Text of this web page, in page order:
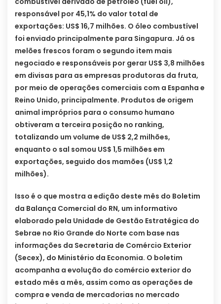
responsável por 45,1% do valor total de
exportações: US$ 16,7 milhões. O óleo combustível
foi enviado principalmente para Singapura. Já os
melões frescos foram o segundo item mais
negociado e responsáveis por gerar US$ 3,8 milhões
em divisas para as empresas produtoras da fruta,
por meio de operações comerciais com a Espanha e
Reino Unido, principalmente. Produtos de origem
animal impróprios para o consumo humano
obtiveram a terceira posição no ranking,
totalizando um volume de US$ 2,2 milhões,
enquanto o sal somou US$ 1,5 milhões em
exportações, seguido dos mamões (US$ 1,2
milhões).
Isso é o que mostra a edição deste mês do Boletim
da Balança Comercial do RN, um informativo
elaborado pela Unidade de Gestão Estratégica do
Sebrae no Rio Grande do Norte com base nas
informações da Secretaria de Comércio Exterior
(Secex), do Ministério da Economia. O boletim
acompanha a evolução do comércio exterior do
estado mês a mês, assim como as operações de
compra e venda de mercadorias no mercado